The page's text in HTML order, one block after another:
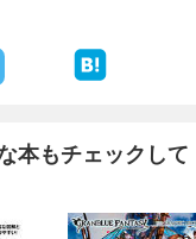
本もチェックして